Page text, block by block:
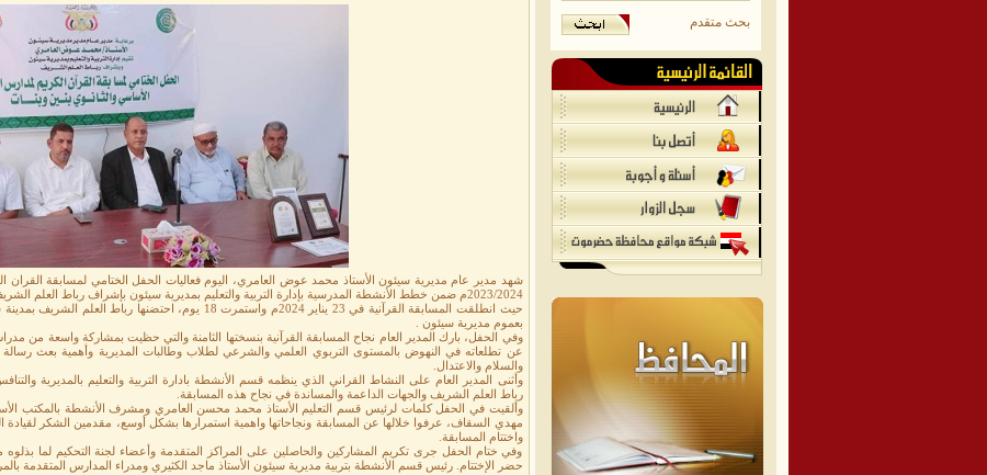
شهد مدير عام مديرية سيئون الأستاذ محمد عوض العامري، اليوم فعاليات الحفل الختامي لمسابقة القران
2023/2024م ضمن خطط الأنشطة المدرسية بإدارة التربية والتعليم بمديرية سيئون بإشراف رباط العلم الشريف بمدينة سيئون.
بعموم مديرية سيئون .
وفي الحفل، بارك المدير العام نجاح المسابقة القرآنية بنسختها الثامنة والتي حظيت بمشاركة واسعة من مدراس
عن تطلعاته في النهوض بالمستوى التربوي العلمي والشرعي لطلاب وطالبات المديرية وأهمية بعث رسالة
والسلام والاعتدال.
وأثنى المدير العام على النشاط القراني الذي ينظمه قسم الأنشطة بادارة التربية والتعليم بالمديرية
رباط العلم الشريف والجهات الداعمة والمساندة في نجاح هذه المسابقة.
وألقيت في الحفل كلمات لرئيس قسم التعليم الأستاذ محمد محسن العامري ومشرف الأنشطة بالمكتب
مهدي السقاف، عرفوا خلالها عن المسابقة ونجاحاتها واهمية استمرارها بشكل أوسع، مقدمين الشكر لقيادة
واختتام المسابقة.
وفي ختام الحفل جرى تكريم المشاركين والحاصلين على المراكز المتقدمة وأعضاء لجنة التحكيم لما
حضر الإختتام. رئيس قسم الأنشطة بتربية مديرية سيئون الأستاذ ماجد الكثيري ومدراء المدارس المتقدمة
بحث متقدم